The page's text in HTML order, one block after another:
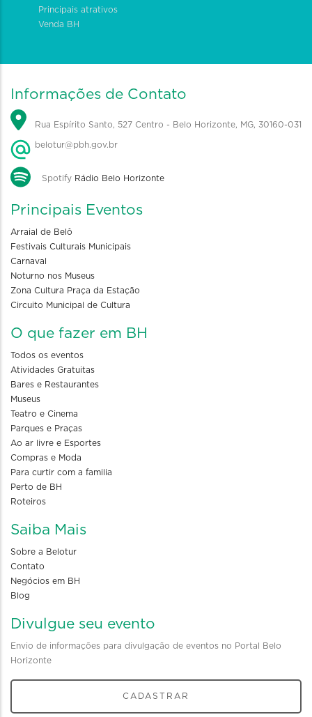
Principais atrativos
Venda BH
Informações de Contato
Rua Espírito Santo, 527 Centro - Belo Horizonte, MG, 30160-031
belotur@pbh.gov.br
Spotify Rádio Belo Horizonte
Principais Eventos
Arraial de Belô
Festivais Culturais Municipais
Carnaval
Noturno nos Museus
Zona Cultura Praça da Estação
Circuito Municipal de Cultura
O que fazer em BH
Todos os eventos
Atividades Gratuitas
Bares e Restaurantes
Museus
Teatro e Cinema
Parques e Praças
Ao ar livre e Esportes
Compras e Moda
Para curtir com a familia
Perto de BH
Roteiros
Saiba Mais
Sobre a Belotur
Contato
Negócios em BH
Blog
Divulgue seu evento
Envio de informações para divulgação de eventos no Portal Belo
Horizonte
CADASTRAR